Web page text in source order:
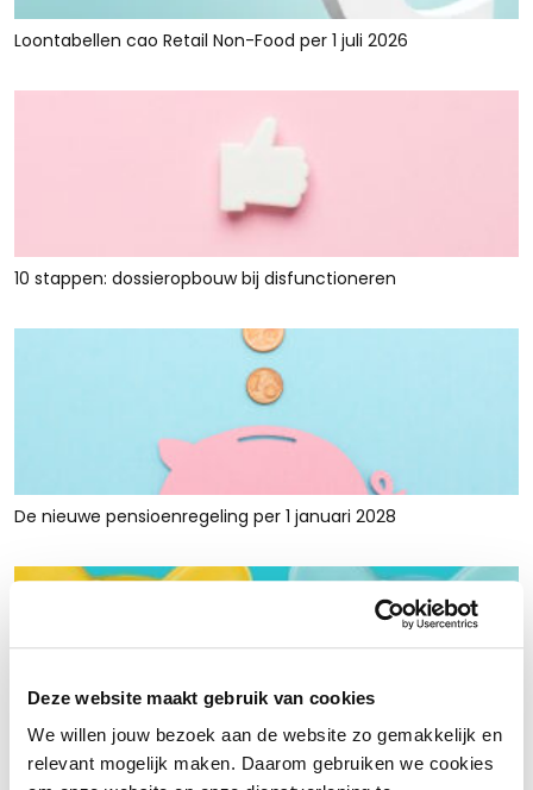
Deze website maakt gebruik van cookies
We willen jouw bezoek aan de website zo gemakkelijk en
relevant mogelijk maken. Daarom gebruiken we cookies
Loontabellen cao Retail Non-Food per 1 juli 2026
10 stappen: dossieropbouw bij disfunctioneren
De nieuwe pensioenregeling per 1 januari 2028
Rust en ruimte met werkkapitaalfinanciering: voor retailers
die tijdelijk krap zitten